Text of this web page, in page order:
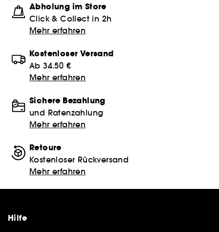
Abholung im Store
Click & Collect in 2h
Mehr erfahren
Kostenloser Versand
Ab 34.50 €
Mehr erfahren
Sichere Bezahlung
und Ratenzahlung
Mehr erfahren
Retoure
Kostenloser Rückversand
Mehr erfahren
Hilfe